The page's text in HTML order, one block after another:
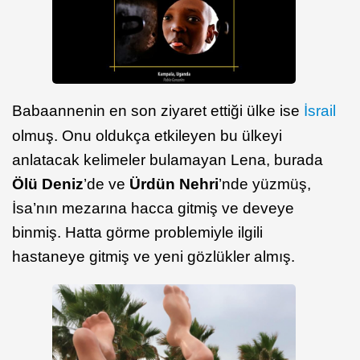
Babaannenin en son ziyaret ettiği ülke ise İsrail
olmuş. Onu oldukça etkileyen bu ülkeyi
anlatacak kelimeler bulamayan Lena, burada
Ölü Deniz’de ve Ürdün Nehri’nde yüzmüş,
İsa’nın mezarına hacca gitmiş ve deveye
binmiş. Hatta görme problemiyle ilgili
hastaneye gitmiş ve yeni gözlükler almış.